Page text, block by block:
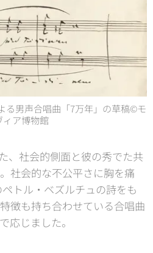
る男声合唱曲「7万年」の草稿©モ
ィア博物館
、社会的側面と彼の秀でた共
社会的な不公平さに胸を痛
トル・ベズルチュの詩をも
徴も持ち合わせている合唱曲
応じました。